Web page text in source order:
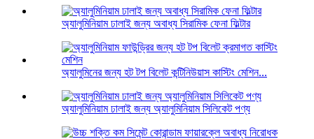
অ্যালুমিনিয়াম ঢালাই জন্য অবাধ্য সিরামিক ফেনা ফিল্টার
অ্যালুমিনের জন্য হট টপ বিলেট কন্টিনিউয়াস কাস্টিং মেশিন...
অ্যালুমিনিয়াম ঢালাই জন্য অ্যালুমিনিয়াম সিলিকেট পণ্য